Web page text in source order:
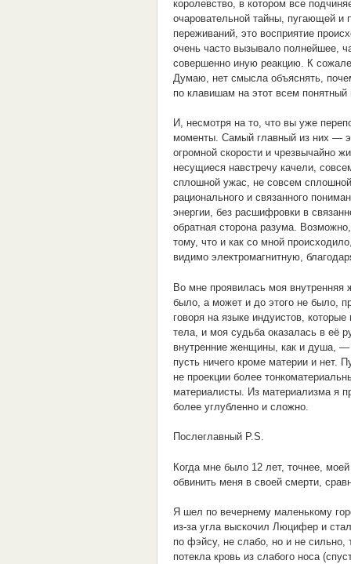
королевство, в котором все
очаровательной тайны, пугающей
переживаний, это восприятие
очень часто вызывало полнейшее,
совершенно иную реакцию. К
Думаю, нет смысла объяснять,
по клавишам на этот всем
И, несмотря на то, что вы уже
моменты. Самый главный из них —
огромной скорости и чрезвычайно
несущиеся навстречу качели,
сплошной ужас, не совсем
рационального и связанного
энергии, без расшифровки в
обратная сторона разума.
тому, что и как со мной
видимо электромагнитную,
Во мне проявилась моя внутренняя
было, а может и до этого не было,
говоря на языке индуистов,
тела, и моя судьба оказалась в её
внутренние женщины, как и душа, —
пусть ничего кроме материи и нет.
не проекции более
материалисты. Из материализма я
более углубленно и сложно.
Послеглавный P.S.
Когда мне было 12 лет, точнее,
обвинить меня в своей смерти,
Я шел по вечернему маленькому
из-за угла выскочил Люцифер и
по фэйсу, не слабо, но и не
потекла кровь из слабого носа